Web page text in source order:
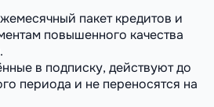
пакет кредитов и
повышенного качества
в подписку, действуют до
периода и не переносятся на